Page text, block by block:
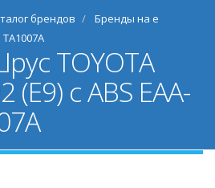
брендов
Бренды на e
TA1007A
TOYOTA
(E9) с ABS EAA-